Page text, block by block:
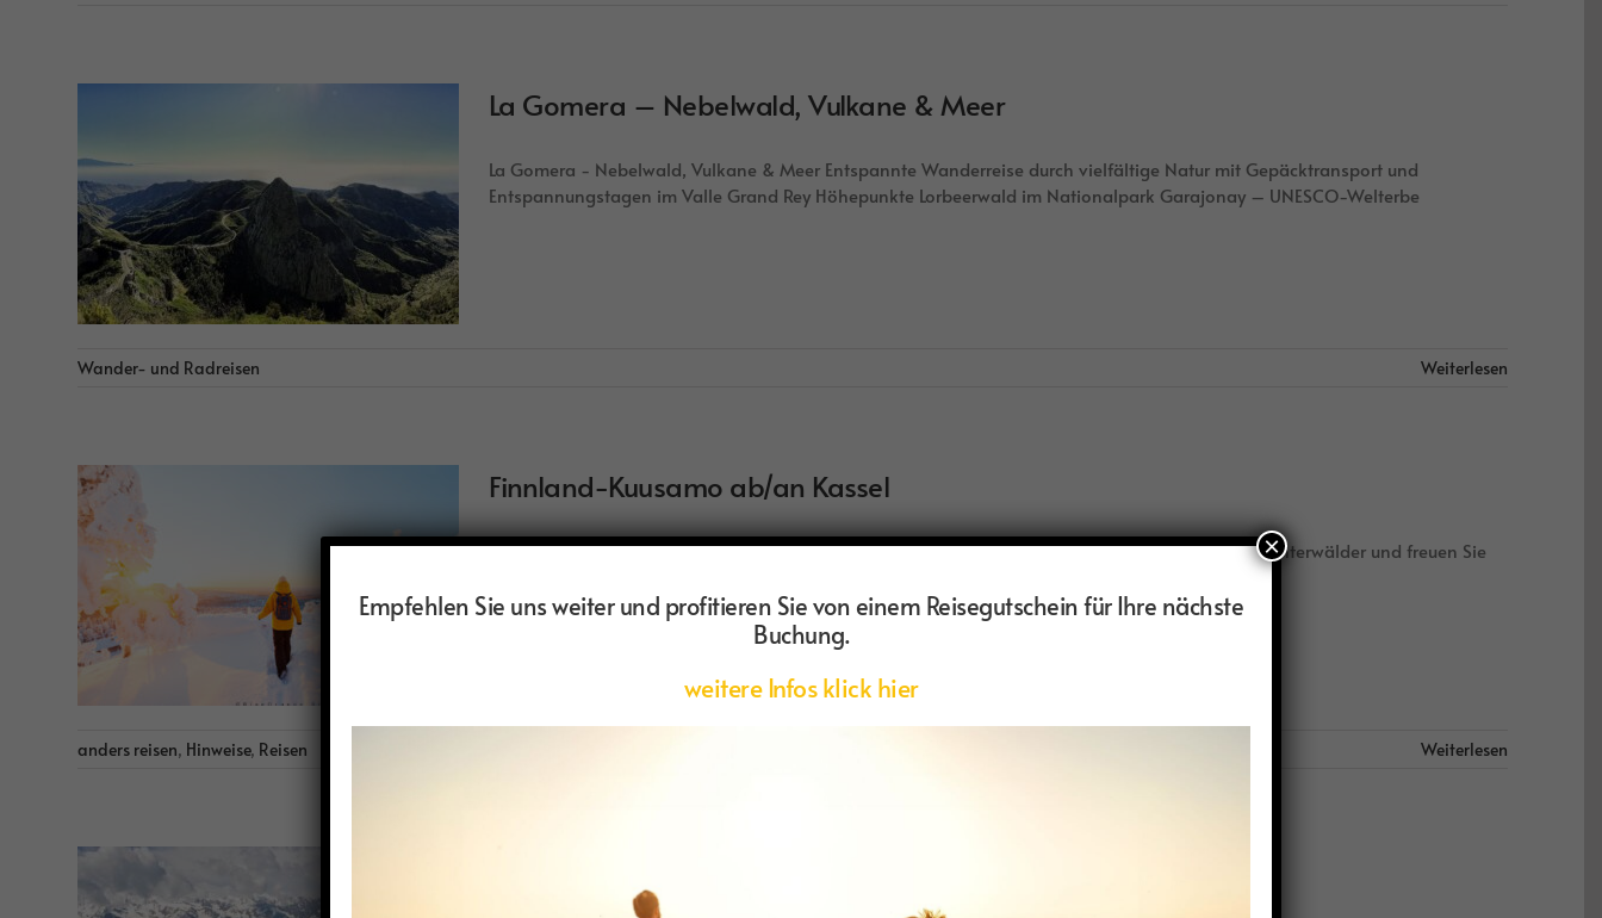
La Gomera – Nebelwald, Vulkane & Meer
La Gomera - Nebelwald, Vulkane & Meer Entspannte Wanderreise durch vielfältige Natur mit Gepäcktransport und
Entspannungstagen im Valle Grand Rey Höhepunkte Lorbeerwald im Nationalpark Garajonay – UNESCO-Welterbe
Wander- und Radreisen Weiterlesen
Finnland-Kuusamo ab/an Kassel
Finnland - Kuusamo Erleben Sie einen unvergesslichen Winterurlaub inmitten tief verschneiter Winterwälder und freuen Sie
anders reisen, Hinweise, Reisen Weiterlesen
Empfehlen Sie uns weiter und profitieren Sie von einem Reisegutschein für Ihre nächste
Buchung.
weitere Infos klick hier
×